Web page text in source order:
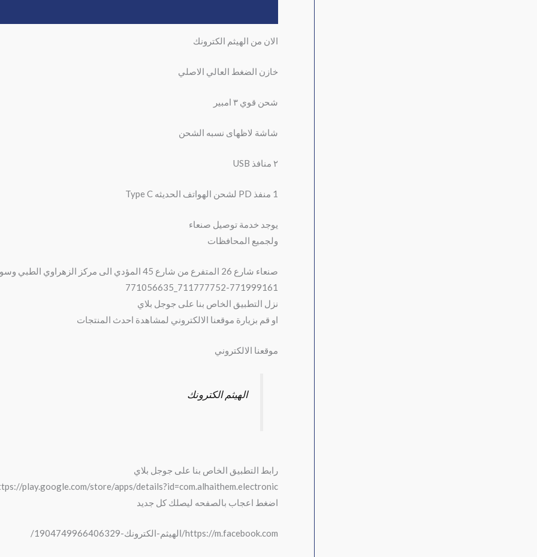
الان من الهيثم الكترونك
خازن الضغط العالي الاصلي
شحن قوي ٣ امبير
شاشة لاظهاى نسبه الشحن
٢ منافذ USB
1 منفذ PD لشحن الهواتف الحديثه Type C
يوجد خدمة توصيل صنعاء
ولجميع المحافظات
صنعاء شارع 26 المتفرع من شارع 45 المؤدي الى مركز الزهراوي الطبي وسوق خولان للقات
711777752-771999161_771056635
نزل التطبيق الخاص بنا على جوجل بلاي
او قم بزيارة موقعنا الالكتروني لمشاهدة احدث المنتجات
موقعنا الالكتروني
الهيثم الكترونك
رابط التطبيق الخاص بنا على جوجل بلاي
play.google.com/store/apps/details?id=com.alhaithem.electronic
اضغط اعجاب بالصفحه ليصلك كل جديد
https://m.facebook.com/الهيثم-الكترونك-1904749966406329/